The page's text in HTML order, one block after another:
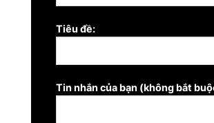
Tiêu đề:
Tin nhắn của bạn (không bắt